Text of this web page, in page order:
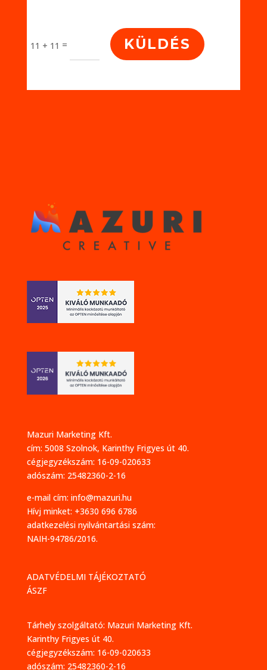
11 + 11 = KÜLDÉS
Mazuri Marketing Kft.
cím: 5008 Szolnok, Karinthy Frigyes út 40.
cégjegyzékszám: 16-09-020633
adószám: 25482360-2-16
e-mail cím: info@mazuri.hu
Hívj minket: +3630 696 6786
adatkezelési nyilvántartási szám:
NAIH-94786/2016.
ADATVÉDELMI TÁJÉKOZTATÓ
ÁSZF
Tárhely szolgáltató: Mazuri Marketing Kft.
Karinthy Frigyes út 40.
cégjegyzékszám: 16-09-020633
adószám: 25482360-2-16